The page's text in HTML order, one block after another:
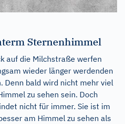
Sternenhimmel
auf die Milchstraße werfen
wieder länger werdenden
Denn bald wird nicht mehr viel
zu sehen sein. Doch
nicht für immer. Sie ist im
am Himmel zu sehen als